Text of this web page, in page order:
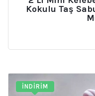
Kokulu Taş
İNDIRIM